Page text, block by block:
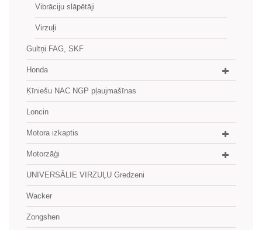
Vibrāciju slāpētāji
Virzuļi
Gultņi FAG, SKF
Honda
Ķīniešu NAC NGP pļaujmašīnas
Loncin
Motora izkaptis
Motorzāģi
UNIVERSĀLIE VIRZUĻU Gredzeni
Wacker
Zongshen